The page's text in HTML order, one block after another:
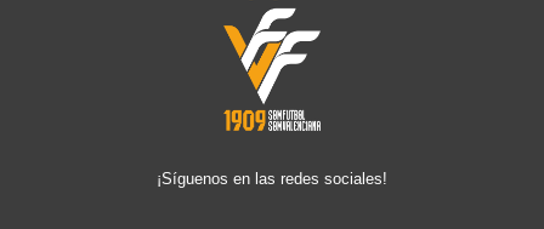
¡Síguenos en las redes sociales!